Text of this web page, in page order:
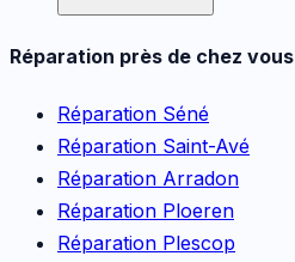
Réparation près de chez vous
Réparation Séné
Réparation Saint-Avé
Réparation Arradon
Réparation Ploeren
Réparation Plescop